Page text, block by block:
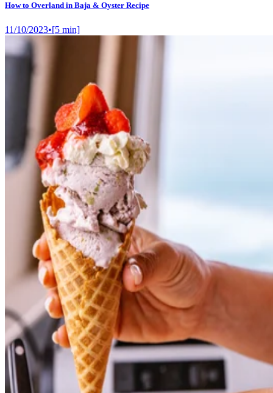
How to Overland in Baja & Oyster Recipe
11/10/2023•[5 min]